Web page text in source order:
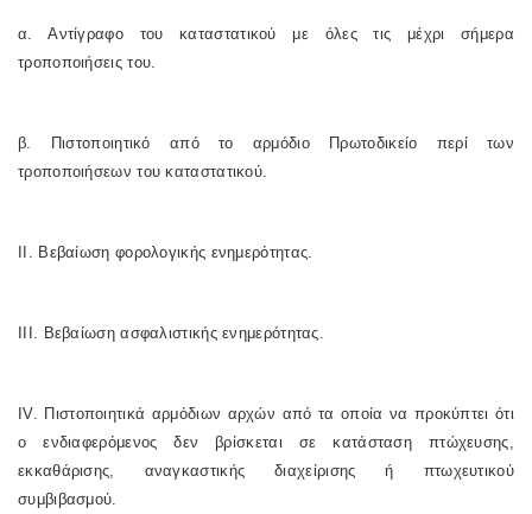
α. Αντίγραφο του καταστατικού με όλες τις μέχρι σήμερα
τροποποιήσεις του.
β. Πιστοποιητικό από το αρμόδιο Πρωτοδικείο περί των
τροποποιήσεων του καταστατικού.
II. Βεβαίωση φορολογικής ενημερότητας.
III. Βεβαίωση ασφαλιστικής ενημερότητας.
IV. Πιστοποιητικά αρμόδιων αρχών από τα οποία να προκύπτει ότι
ο ενδιαφερόμενος δεν βρίσκεται σε κατάσταση πτώχευσης,
εκκαθάρισης, αναγκαστικής διαχείρισης ή πτωχευτικού
συμβιβασμού.